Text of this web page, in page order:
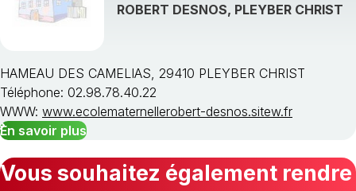
ROBERT DESNOS, PLEYBER CHRIST
HAMEAU DES CAMELIAS, 29410 PLEYBER CHRIST
Téléphone: 02.98.78.40.22
WWW: www.ecolematernellerobert-desnos.sitew.fr
En savoir plus
Vous souhaitez également rendre